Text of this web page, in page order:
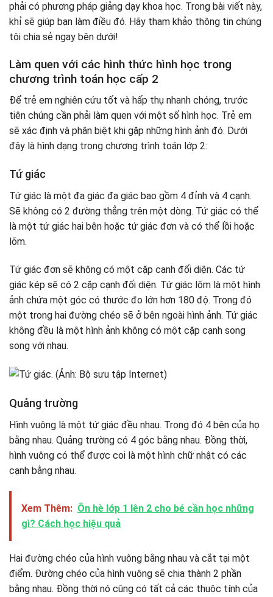
phải có phương pháp giảng dạy khoa học. Trong bài viết này,
khỉ sẽ giúp bạn làm điều đó. Hãy tham khảo thông tin chúng
tôi chia sẻ ngay bên dưới!
Làm quen với các hình thức hình học trong
chương trình toán học cấp 2
Để trẻ em nghiên cứu tốt và hấp thụ nhanh chóng, trước
tiên chúng cần phải làm quen với một số hình học. Trẻ em
sẽ xác định và phân biệt khi gặp những hình ảnh đó. Dưới
đây là hình dạng trong chương trình toán lớp 2:
Tứ giác
Tứ giác là một đa giác đa giác bao gồm 4 đỉnh và 4 cạnh.
Sẽ không có 2 đường thẳng trên một dòng. Tứ giác có thể
là một tứ giác hai bên hoặc tứ giác đơn và có thể lồi hoặc
lõm.
Tứ giác đơn sẽ không có một cặp cạnh đối diện. Các tứ
giác kép sẽ có 2 cặp cạnh đối diện. Tứ giác lõm là một hình
ảnh chứa một góc có thước đo lớn hơn 180 độ. Trong đó
một trong hai đường chéo sẽ ở bên ngoài hình ảnh. Tứ giác
không đều là một hình ảnh không có một cặp cạnh song
song với nhau.
Quảng trường
Hình vuông là một tứ giác đều nhau. Trong đó 4 bên của họ
bằng nhau. Quảng trường có 4 góc bằng nhau. Đồng thời,
hình vuông có thể được coi là một hình chữ nhật có các
cạnh bằng nhau.
Xem Thêm: Ôn hè lớp 1 lên 2 cho bé cần học những
gì? Cách học hiệu quả
Hai đường chéo của hình vuông bằng nhau và cắt tại một
điểm. Đường chéo của hình vuông sẽ chia thành 2 phần
bằng nhau. Đồng thời nó cũng có tất cả các thuộc tính của